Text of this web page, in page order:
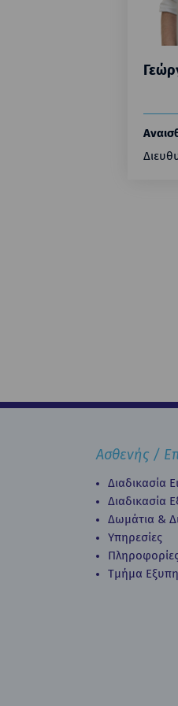
Ασθενής /
Διαδικασία
Διαδικασία
Δωμάτια &
Υπηρεσίες
Τμήμα